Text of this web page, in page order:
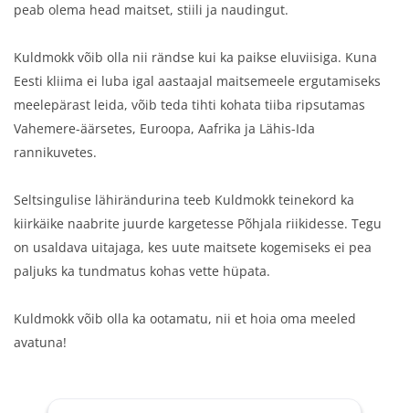
peab olema head maitset, stiili ja naudingut.
Kuldmokk võib olla nii rändse kui ka paikse eluviisiga. Kuna
Eesti kliima ei luba igal aastaajal maitsemeele ergutamiseks
meelepärast leida, võib teda tihti kohata tiiba ripsutamas
Vahemere-äärsetes, Euroopa, Aafrika ja Lähis-Ida
rannikuvetes.
Seltsingulise lähirändurina teeb Kuldmokk teinekord ka
kiirkäike naabrite juurde kargetesse Põhjala riikidesse. Tegu
on usaldava uitajaga, kes uute maitsete kogemiseks ei pea
paljuks ka tundmatus kohas vette hüpata.
Kuldmokk võib olla ka ootamatu, nii et hoia oma meeled
avatuna!